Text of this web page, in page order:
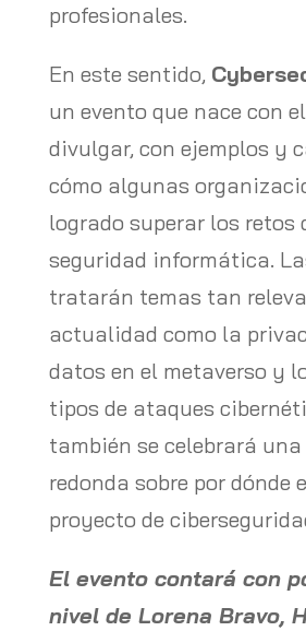
profesionales.
En este sentido,
un evento que nace con
divulgar, con ejemplos y
cómo algunas
logrado superar los retos
seguridad informática.
tratarán temas tan
actualidad como la
datos en el metaverso y
tipos de ataques
también se celebrará una
redonda sobre por dónde
proyecto de
El evento contará con
nivel de Lorena Bravo,